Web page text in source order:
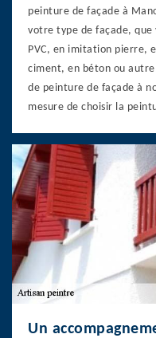
peinture de façade à
votre type de façade, que
PVC, en imitation pierre,
ciment, en béton ou
de peinture de façade à
mesure de choisir la
Un